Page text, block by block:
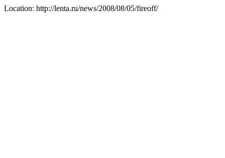
Location: http://lenta.ru/news/2008/08/05/fireoff/